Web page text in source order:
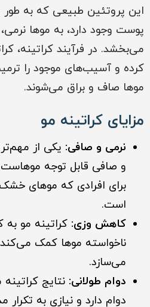
این پروتئین طبیعی که به طور
پوست وجود دارد، به موها
می‌بخشد. در فرآیند کراتینه،
کرده و آسیب‌های موجود را
موها صاف و براق می‌شوند.
مزایای کراتینه مو
نرمی و صافی: یکی از
و صافی قابل توجه
برای افرادی که موهای خشک
است.
کاهش وزی: کراتینه مو
ناخواسته موها کمک می‌کند
می‌سازد.
دوام طولانی:
دوام دارد و نیازی به